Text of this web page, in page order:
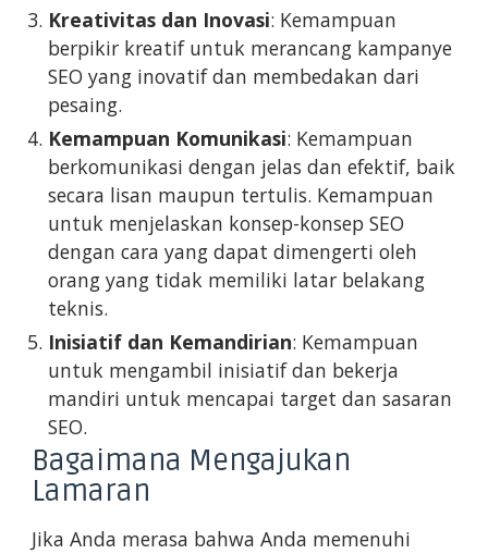
Kreativitas dan Inovasi: Kemampuan
berpikir kreatif untuk merancang kampanye
SEO yang inovatif dan membedakan dari
pesaing.
Kemampuan Komunikasi: Kemampuan
berkomunikasi dengan jelas dan efektif, baik
secara lisan maupun tertulis. Kemampuan
untuk menjelaskan konsep-konsep SEO
dengan cara yang dapat dimengerti oleh
orang yang tidak memiliki latar belakang
teknis.
Inisiatif dan Kemandirian: Kemampuan
untuk mengambil inisiatif dan bekerja
mandiri untuk mencapai target dan sasaran
SEO.
Bagaimana Mengajukan
Lamaran
Jika Anda merasa bahwa Anda memenuhi